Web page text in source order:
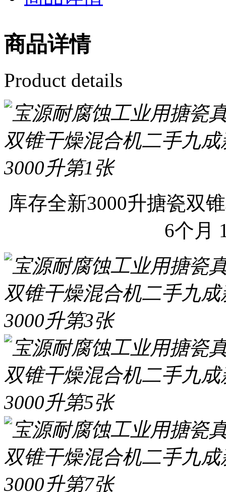
商品详情
Product details
库存全新3000升搪瓷双
6个月